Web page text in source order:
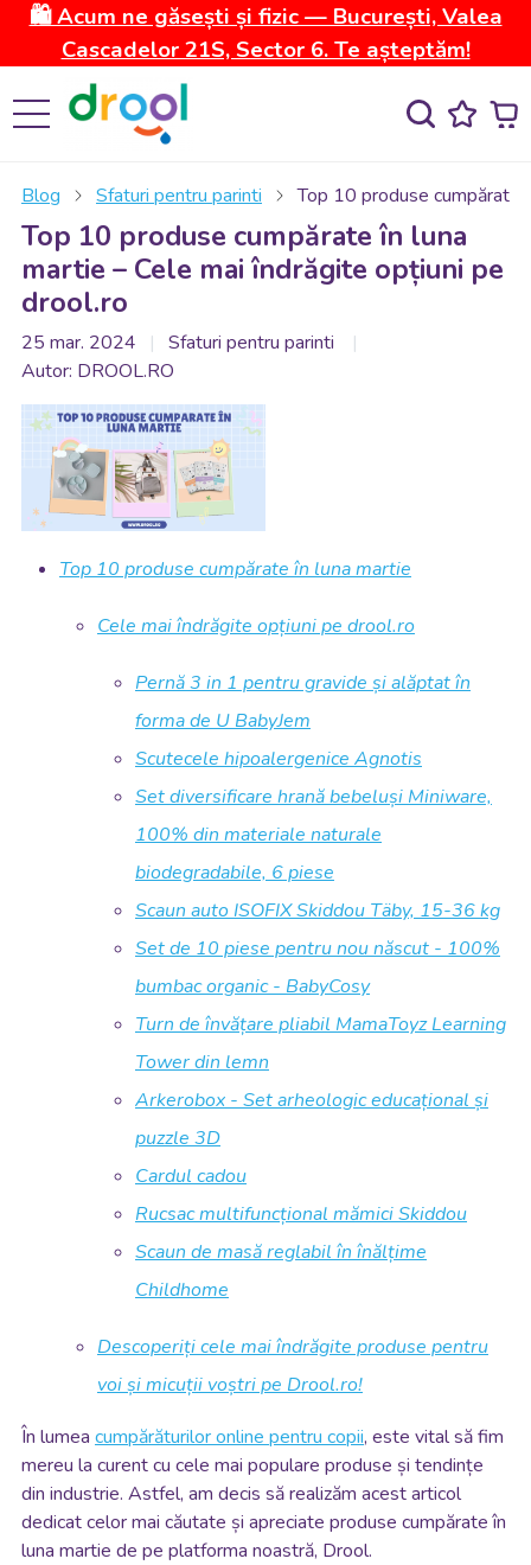
🛍️ Acum ne găsești și fizic — București, Valea
Cascadelor 21S, Sector 6. Te așteptăm!
Blog Sfaturi pentru parinti Top 10 produse cumpărate
Top 10 produse cumpărate în luna
martie – Cele mai îndrăgite opțiuni pe
drool.ro
25 mar. 2024
Sfaturi pentru parinti
Autor: DROOL.RO
Top 10 produse cumpărate în luna martie
Cele mai îndrăgite opțiuni pe drool.ro
Pernă 3 in 1 pentru gravide și alăptat în
forma de U BabyJem
Scutecele hipoalergenice Agnotis
Set diversificare hrană bebeluși Miniware,
100% din materiale naturale
biodegradabile, 6 piese
Scaun auto ISOFIX Skiddou Täby, 15-36 kg
Set de 10 piese pentru nou născut - 100%
bumbac organic - BabyCosy
Turn de învățare pliabil MamaToyz Learning
Tower din lemn
Arkerobox - Set arheologic educațional și
puzzle 3D
Cardul cadou
Rucsac multifuncțional mămici Skiddou
Scaun de masă reglabil în înălțime
Childhome
Descoperiți cele mai îndrăgite produse pentru
voi și micuții voștri pe Drool.ro!
În lumea cumpărăturilor online pentru copii, este vital să fim
mereu la curent cu cele mai populare produse și tendințe
din industrie. Astfel, am decis să realizăm acest articol
dedicat celor mai căutate și apreciate produse cumpărate în
luna martie de pe platforma noastră, Drool.